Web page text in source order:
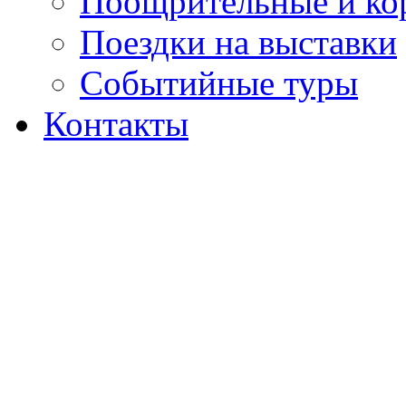
Поездки на выставки
Событийные туры
Контакты